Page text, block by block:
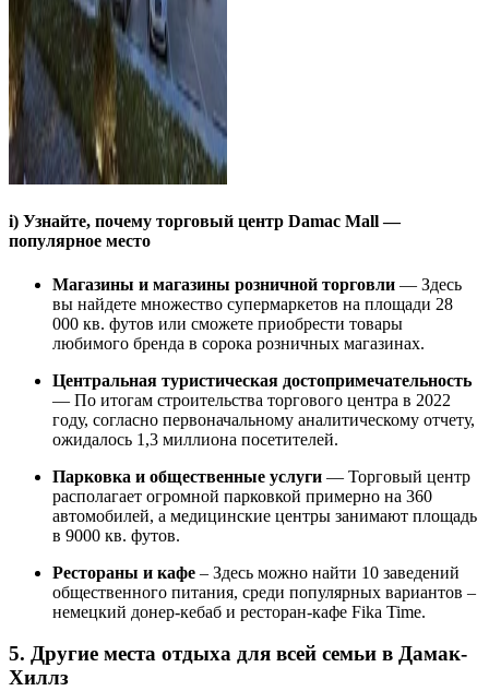
i) Узнайте, почему торговый центр Damac Mall —
популярное место
Магазины и магазины розничной торговли — Здесь
вы найдете множество супермаркетов на площади 28
000 кв. футов или сможете приобрести товары
любимого бренда в сорока розничных магазинах.
Центральная туристическая достопримечательность
— По итогам строительства торгового центра в 2022
году, согласно первоначальному аналитическому отчету,
ожидалось 1,3 миллиона посетителей.
Парковка и общественные услуги — Торговый центр
располагает огромной парковкой примерно на 360
автомобилей, а медицинские центры занимают площадь
в 9000 кв. футов.
Рестораны и кафе – Здесь можно найти 10 заведений
общественного питания, среди популярных вариантов –
немецкий донер-кебаб и ресторан-кафе Fika Time.
5. Другие места отдыха для всей семьи в Дамак-
Хиллз